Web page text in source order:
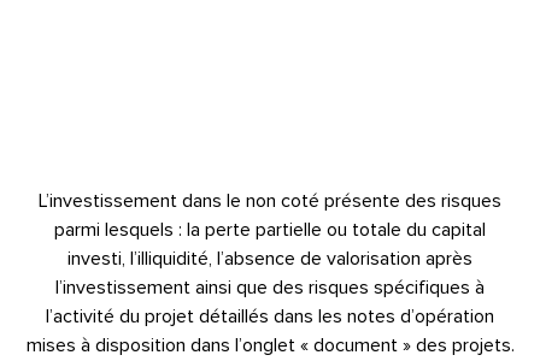
L’investissement dans le non coté présente des risques
parmi lesquels : la perte partielle ou totale du capital
investi, l’illiquidité, l’absence de valorisation après
l’investissement ainsi que des risques spécifiques à
l’activité du projet détaillés dans les notes d’opération
mises à disposition dans l’onglet « document » des projets.